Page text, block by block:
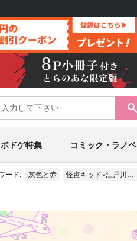
ボドゲ特集 コミック・ラノベ
ード: 灰色と赤 怪盗キッド×江戸川…